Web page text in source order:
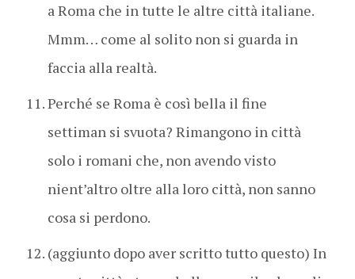
a Roma che in tutte le altre città italiane.
Mmm… come al solito non si guarda in
faccia alla realtà.
Perché se Roma è così bella il fine
settiman si svuota? Rimangono in città
solo i romani che, non avendo visto
nient’altro oltre alla loro città, non sanno
cosa si perdono.
(aggiunto dopo aver scritto tutto questo) In